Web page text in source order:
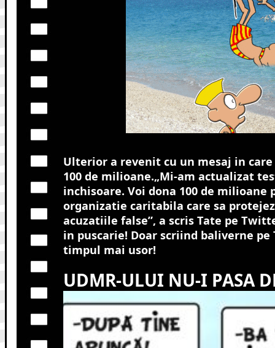
Ulterior a revenit cu un mesaj in care
100 de milioane.„Mi-am actualizat
inchisoare. Voi dona 100 de
organizatie caritabila care sa
acuzatiile false”, a scris Tate pe
in puscarie! Doar scriind baliverne
timpul mai usor!
UDMR-ULUI NU-I PASA